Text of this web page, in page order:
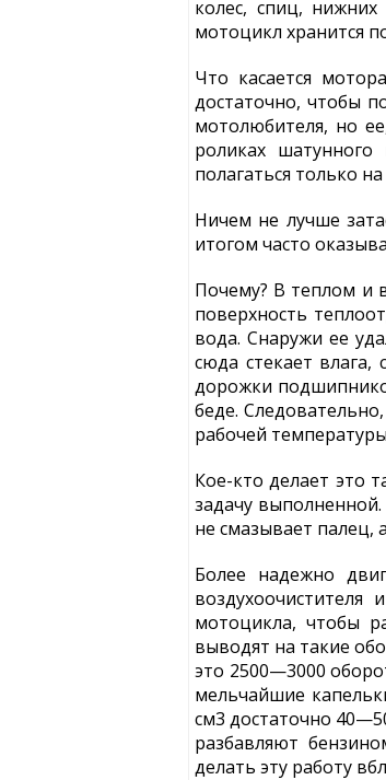
колес, спиц,
мотоцикл хранится
Что касается
достаточно, чтобы
мотолюбителя, но
роликах
полагаться только
Ничем не лучше
итогом часто
Почему? В теплом и
поверхность
вода. Снаружи ее
сюда стекает
дорожки
беде.
рабочей
Кое-кто делает это
задачу
не смазывает палец,
Более надежно
мотоцикла, чтобы
выводят на такие
это 2500—3000
мельчайшие
см3 достаточно
разбавляют
делать эту работу